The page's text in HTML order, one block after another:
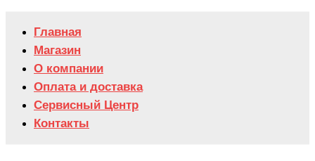
Главная
Магазин
О компании
Оплата и доставка
Сервисный Центр
Контакты